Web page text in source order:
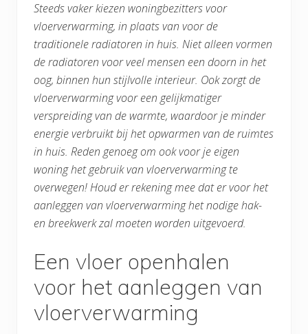
Steeds vaker kiezen woningbezitters voor
vloerverwarming, in plaats van voor de
traditionele radiatoren in huis. Niet alleen vormen
de radiatoren voor veel mensen een doorn in het
oog, binnen hun stijlvolle interieur. Ook zorgt de
vloerverwarming voor een gelijkmatiger
verspreiding van de warmte, waardoor je minder
energie verbruikt bij het opwarmen van de ruimtes
in huis. Reden genoeg om ook voor je eigen
woning het gebruik van vloerverwarming te
overwegen! Houd er rekening mee dat er voor het
aanleggen van vloerverwarming het nodige hak-
en breekwerk zal moeten worden uitgevoerd.
Een vloer openhalen
voor het aanleggen van
vloerverwarming